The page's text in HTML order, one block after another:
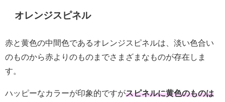
オレンジスピネル
赤と黄色の中間色であるオレンジスピネルは、淡い色合い
のものから赤よりのものまでさまざまなものが存在しま
す。
ハッピーなカラーが印象的ですがスピネルに黄色のものは